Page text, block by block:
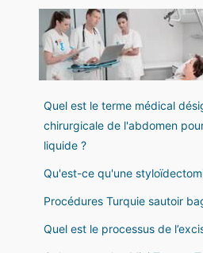
Quel est le terme médical
chirurgicale de l'abdomen
liquide ?
Qu'est-ce qu'une
Procédures Turquie sautoir
Quel est le processus de